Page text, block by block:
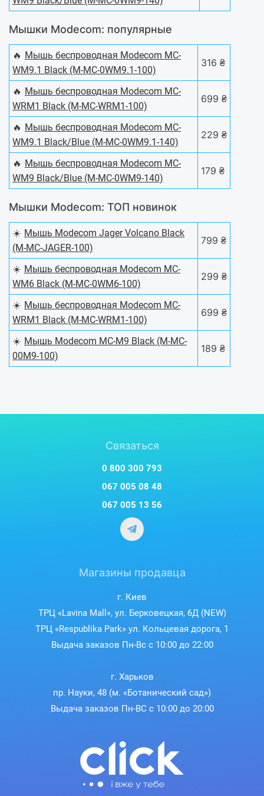
Мышки Modecom: популярные
🔥 Мышь беспроводная Modecom MC-
WM9.1 Black (M-MC-0WM9.1-100)
316 ₴
🔥 Мышь беспроводная Modecom MC-
WRM1 Black (M-MC-WRM1-100)
699 ₴
🔥 Мышь беспроводная Modecom MC-
WM9.1 Black/Blue (M-MC-0WM9.1-140)
229 ₴
🔥 Мышь беспроводная Modecom MC-
WM9 Black/Blue (M-MC-0WM9-140)
179 ₴
Мышки Modecom: ТОП новинок
☀️ Мышь Modecom Jager Volcano Black
(M-MC-JAGER-100)
799 ₴
☀️ Мышь беспроводная Modecom MC-
WM6 Black (M-MC-0WM6-100)
299 ₴
☀️ Мышь беспроводная Modecom MC-
WRM1 Black (M-MC-WRM1-100)
699 ₴
☀️ Мышь Modecom MC-M9 Black (M-MC-
00M9-100)
189 ₴
Связаться
0 800 300 793
067 005 08 48
067 005 13 56
Магазины продавца
г. Киев
ТРЦ «Lavina Mall», ул. Берковецкая, 6Д (NEW)
ТРЦ «Respublika Park» ул. Кольцевая дорога, 1
Выдача заказов Пн-Вс с 10:00 до 22:00
г. Харьков
пр. Науки, 48 (м. «Ботанический сад»)
Выдача заказов Пн-ВС с 10:00 до 20:00